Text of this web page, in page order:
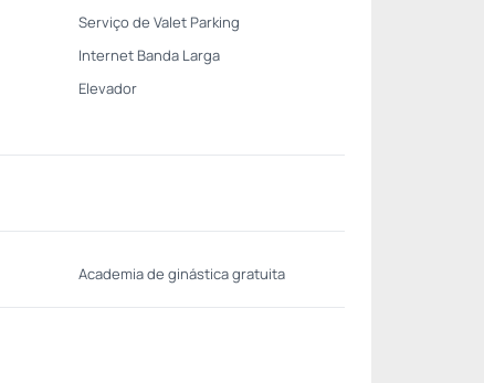
Serviço de Valet Parking
Internet Banda Larga
Elevador
Academia de ginástica gratuita